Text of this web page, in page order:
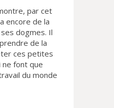
par cet
encore de la
dogmes. Il
de la
ces petites
ne font que
du monde